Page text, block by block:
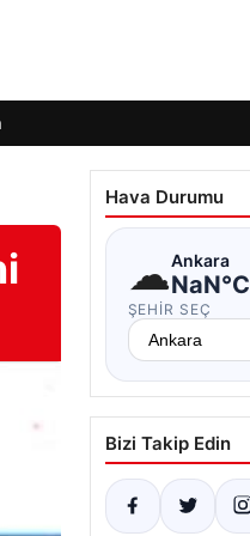
Hava Durumu
☁Ankara
NaN°C
ŞEHIR SEÇ
Bizi Takip Edin